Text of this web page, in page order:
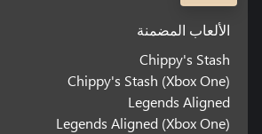
الألعاب المضمنة
Chippy's Stash
Chippy's Stash (Xbox One)
Legends Aligned
Legends Aligned (Xbox One)